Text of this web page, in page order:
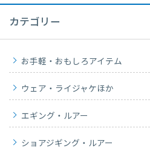
カテゴリー
お手軽・おもしろアイテム
ウェア・ライジャケほか
エギング・ルアー
ショアジギング・ルアー